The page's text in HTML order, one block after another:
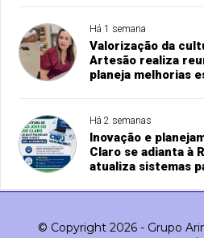
Há 1 semana
Valorização da
Artesão realiza
planeja melhorias
Há 2 semanas
Inovação e
Claro se adianta à
atualiza sistemas
© Copyright 2026 - Grupo